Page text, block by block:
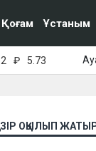
Қоғам Ұстаным
₽ 5.73
ОҚЫЛЫП